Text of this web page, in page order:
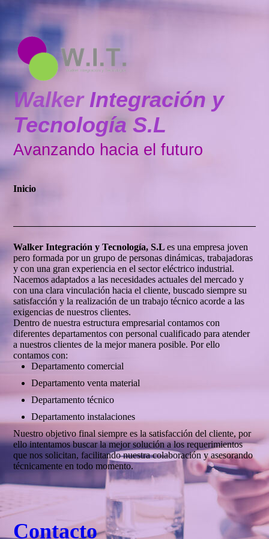
WalkerIntegración y
Tecnología S.L
Avanzando hacia el futuro
Inicio
Walker Integración y Tecnología, S.Les una empresa joven
pero formada por un grupo de personas dinámicas, trabajadoras
y con una gran experiencia en el sector eléctrico industrial.
Nacemos adaptados a las necesidades actuales del mercado y
con una clara vinculación hacia el cliente, buscado siempre su
satisfacción y la realización de un trabajo técnico acorde a las
exigencias de nuestros clientes.
Dentro de nuestra estructura empresarial contamos con
diferentes departamentos con personal cualificado para atender
a nuestros clientes de la mejor manera posible. Por ello
contamos con:
Departamento comercial
Departamento venta material
Departamento técnico
Departamento instalaciones
Nuestro objetivo final siempre es la satisfacción del cliente, por
ello intentamos buscar la mejor solución a los requerimientos
que nos solicitan, facilitando nuestra colaboración y asesorando
técnicamente en todo momento.
Contacto